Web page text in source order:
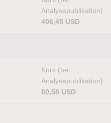
Analysepublikation)
406,45 USD
Kurs (bei
Analysepublikation)
80,58 USD